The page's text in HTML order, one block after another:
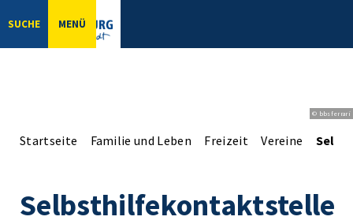
SUCHE MENÜ
© bbsferrari
Startseite Familie und Leben Freizeit Vereine
Selbsthilfekontaktstelle